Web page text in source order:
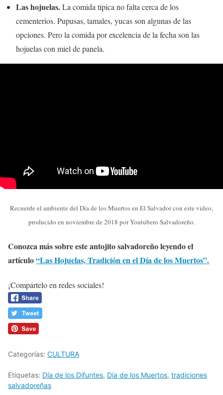
Las hojuelas.La comida típica no falta cerca de los
cementerios. Pupusas, tamales, yucas son algunas de las
opciones. Pero la comida por excelencia de la fecha son las
hojuelas con miel de panela.
Recuerde el ambiente del Día de los Muertos en El Salvador con este video,
producido en noviembre de 2018 por Youtubero Salvadoreño.
Conozca más sobre este antojito salvadoreño leyendo el
artículo“Las Hojuelas, Tradición en el Día de los Muertos”.
¡Compártelo en redes sociales!
Categorías: CULTURA
Etiquetas: Día de los Difuntes, Día de los Muertos, tradiciones
salvadoreñas